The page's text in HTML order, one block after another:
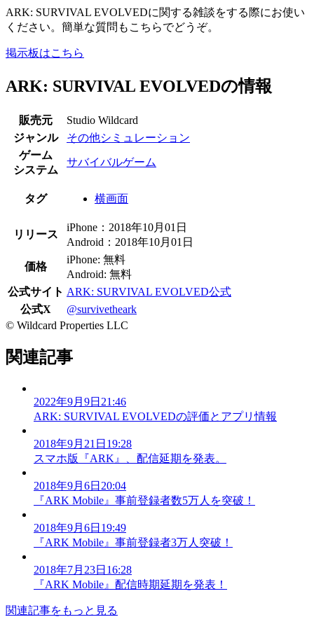
ARK: SURVIVAL EVOLVEDに関する雑談をする際にお使い
ください。簡単な質問もこちらでどうぞ。
掲示板はこちら
ARK: SURVIVAL EVOLVEDの情報
販売元
Studio Wildcard
ジャンル
その他シミュレーション
ゲーム
システム
サバイバルゲーム
タグ 横画面
リリース
iPhone：2018年10月01日
Android：2018年10月01日
価格
iPhone: 無料
Android: 無料
公式サイト ARK: SURVIVAL EVOLVED公式
公式X
@survivetheark
© Wildcard Properties LLC
関連記事
2022年9月9日21:46
ARK: SURVIVAL EVOLVEDの評価とアプリ情報
2018年9月21日19:28
スマホ版『ARK』、配信延期を発表。
2018年9月6日20:04
『ARK Mobile』事前登録者数5万人を突破！
2018年9月6日19:49
『ARK Mobile』事前登録者3万人突破！
2018年7月23日16:28
『ARK Mobile』配信時期延期を発表！
関連記事をもっと見る